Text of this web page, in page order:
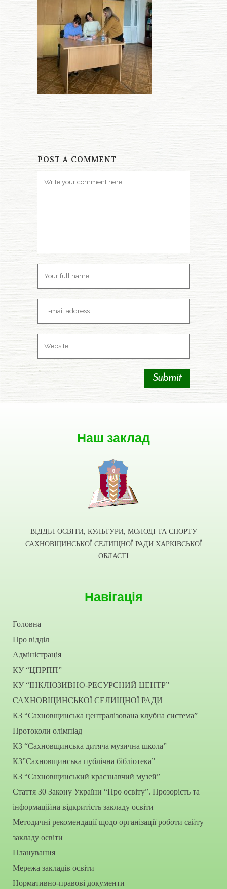
POST A COMMENT
Наш заклад
ВІДДІЛ ОСВІТИ, КУЛЬТУРИ, МОЛОДІ ТА СПОРТУ
САХНОВЩИНСЬКОЇ СЕЛИЩНОЇ РАДИ ХАРКІВСЬКОЇ
ОБЛАСТІ
Навігація
Головна
Про відділ
Адміністрація
КУ “ЦПРПП”
КУ “ІНКЛЮЗИВНО-РЕСУРСНИЙ ЦЕНТР”
САХНОВЩИНСЬКОЇ СЕЛИЩНОЇ РАДИ
КЗ “Сахновщинська централізована клубна система”
Протоколи олімпіад
КЗ “Сахновщинська дитяча музична школа”
КЗ”Сахновщинська публічна бібліотека”
КЗ “Сахновщинський краєзнавчий музей”
Стаття 30 Закону України “Про освіту”. Прозорість та
інформаційна відкритість закладу освіти
Методичні рекомендації щодо організації роботи сайту
закладу освіти
Планування
Мережа закладів освіти
Нормативно-правові документи